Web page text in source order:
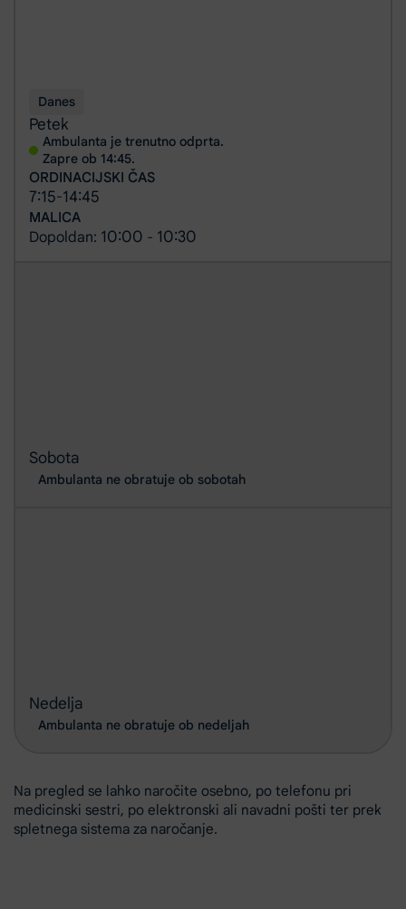
Petek
Danes
ORDINACIJSKI ČAS
7:15-14:45
MALICA
Dopoldan: 10:00 - 10:30
Ambulanta je trenutno odprta.
Zapre ob 14:45.
Sobota
Ambulanta ne obratuje ob sobotah
Nedelja
Ambulanta ne obratuje ob nedeljah
Na pregled se lahko naročite osebno, po telefonu pri
medicinski sestri, po elektronski ali navadni pošti ter prek
spletnega sistema za naročanje.